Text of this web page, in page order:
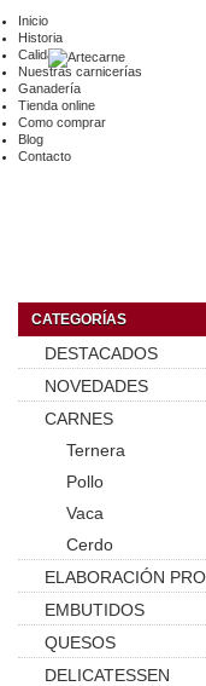
Inicio
Historia
Calidad
Nuestras carnicerías
Ganadería
Tienda online
Como comprar
Blog
Contacto
CATEGORÍAS
DESTACADOS
NOVEDADES
CARNES
Ternera
Pollo
Vaca
Cerdo
ELABORACIÓN
EMBUTIDOS
QUESOS
DELICATESSEN